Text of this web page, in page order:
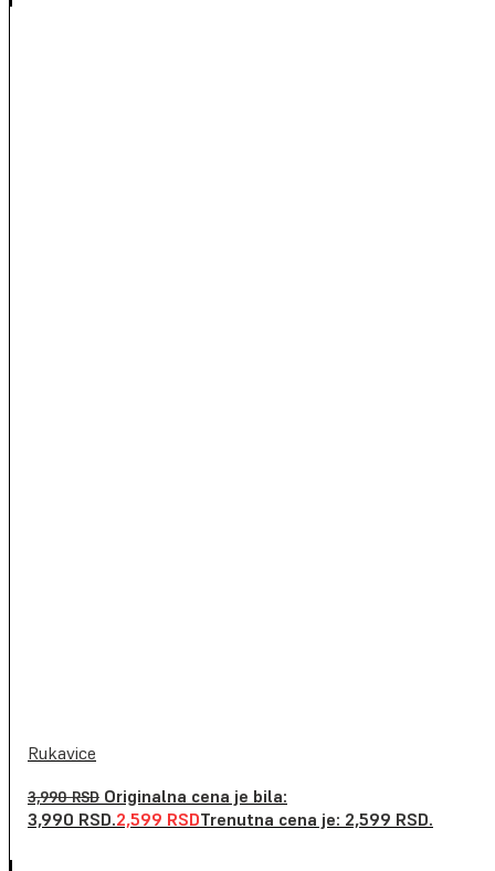
Rukavice
3,990RSD Originalna cena je bila:
3,990 RSD.2,599 RSDTrenutna cena je: 2,599 RSD.